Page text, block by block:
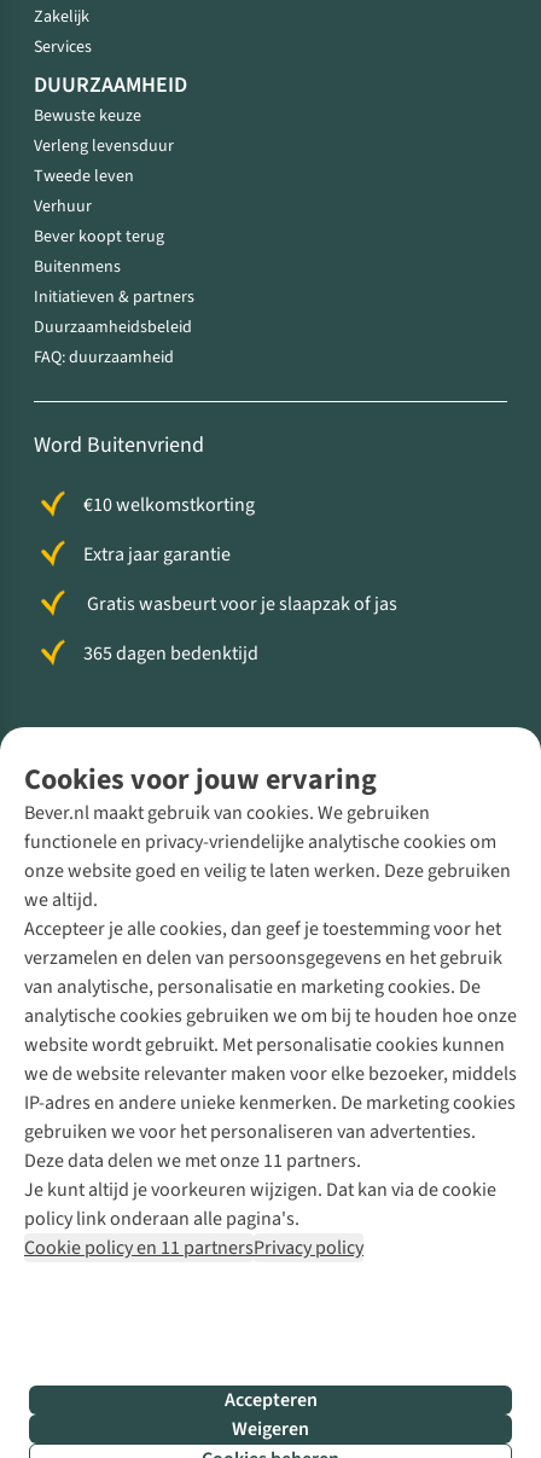
Cookies voor jouw ervaring
Bever.nl maakt gebruik van cookies. We gebruiken
functionele en privacy-vriendelijke analytische cookies om
onze website goed en veilig te laten werken. Deze gebruiken
we altijd.
Accepteer je alle cookies, dan geef je toestemming voor het
verzamelen en delen van persoonsgegevens en het gebruik
van analytische, personalisatie en marketing cookies. De
analytische cookies gebruiken we om bij te houden hoe onze
website wordt gebruikt. Met personalisatie cookies kunnen
we de website relevanter maken voor elke bezoeker, middels
IP-adres en andere unieke kenmerken. De marketing cookies
gebruiken we voor het personaliseren van advertenties.
Deze data delen we met onze 11 partners.
Je kunt altijd je voorkeuren wijzigen. Dat kan via de cookie
policy link onderaan alle pagina's.
Cookie policy en 11 partnersPrivacy policy
Accepteren
Weigeren
Zakelijk
Services
DUURZAAMHEID
Bewuste keuze
Verleng levensduur
Tweede leven
Verhuur
Bever koopt terug
Buitenmens
Initiatieven & partners
Duurzaamheidsbeleid
FAQ: duurzaamheid
Word Buitenvriend
€10 welkomstkorting
Extra jaar garantie
Gratis wasbeurt voor je slaapzak of jas
365 dagen bedenktijd
Direct advies van een Buitenexpert
+31 (0)85 888 50 88
+31 6 12 28 49 80
Contactformulier
Bever
B.V.